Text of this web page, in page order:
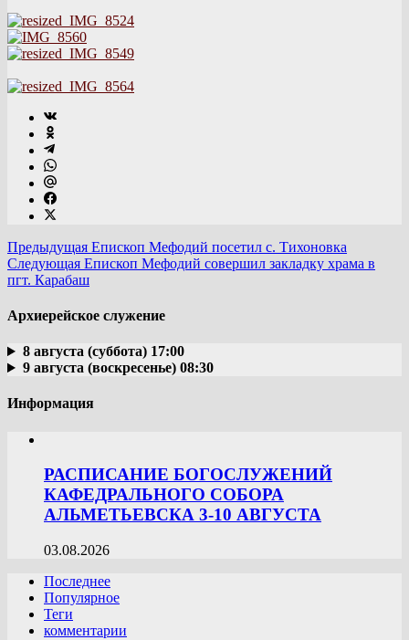
Предыдущая Епископ Мефодий посетил с. Тихоновка
Следующая Епископ Мефодий совершил закладку храма в
пгт. Карабаш
Архиерейское служение
8 августа (суббота) 17:00
9 августа (воскресенье) 08:30
Информация
РАСПИСАНИЕ БОГОСЛУЖЕНИЙ
КАФЕДРАЛЬНОГО СОБОРА
АЛЬМЕТЬЕВСКА 3-10 АВГУСТА
03.08.2026
Последнее
Популярное
Теги
комментарии